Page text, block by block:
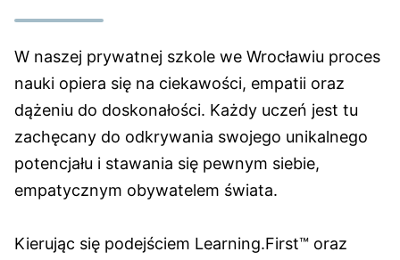
W naszej prywatnej szkole we Wrocławiu proces
nauki opiera się na ciekawości, empatii oraz
dążeniu do doskonałości. Każdy uczeń jest tu
zachęcany do odkrywania swojego unikalnego
potencjału i stawania się pewnym siebie,
empatycznym obywatelem świata.​
Kierując się podejściem Learning.First™ oraz